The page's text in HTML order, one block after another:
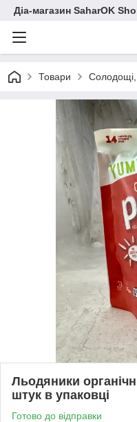
Діа-магазин SaharOK
Товари Солодощі,
Льодяники
штук в упаковці
Готово до відправки